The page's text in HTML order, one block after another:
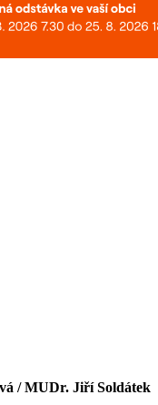
/ MUDr. Jiří Soldátek